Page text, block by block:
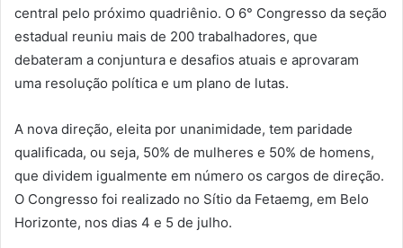
central pelo próximo quadriênio. O 6° Congresso da seção
estadual reuniu mais de 200 trabalhadores, que
debateram a conjuntura e desafios atuais e aprovaram
uma resolução política e um plano de lutas.
A nova direção, eleita por unanimidade, tem paridade
qualificada, ou seja, 50% de mulheres e 50% de homens,
que dividem igualmente em número os cargos de direção.
O Congresso foi realizado no Sítio da Fetaemg, em Belo
Horizonte, nos dias 4 e 5 de julho.